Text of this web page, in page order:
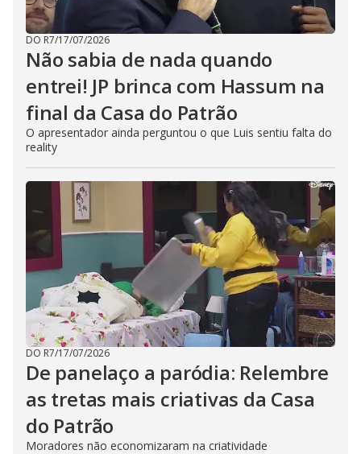
DO R7/17/07/2026
Não sabia de nada quando
entrei! JP brinca com Hassum na
final da Casa do Patrão
O apresentador ainda perguntou o que Luis sentiu falta do
reality
DO R7/17/07/2026
De panelaço a paródia: Relembre
as tretas mais criativas da Casa
do Patrão
Moradores não economizaram na criatividade